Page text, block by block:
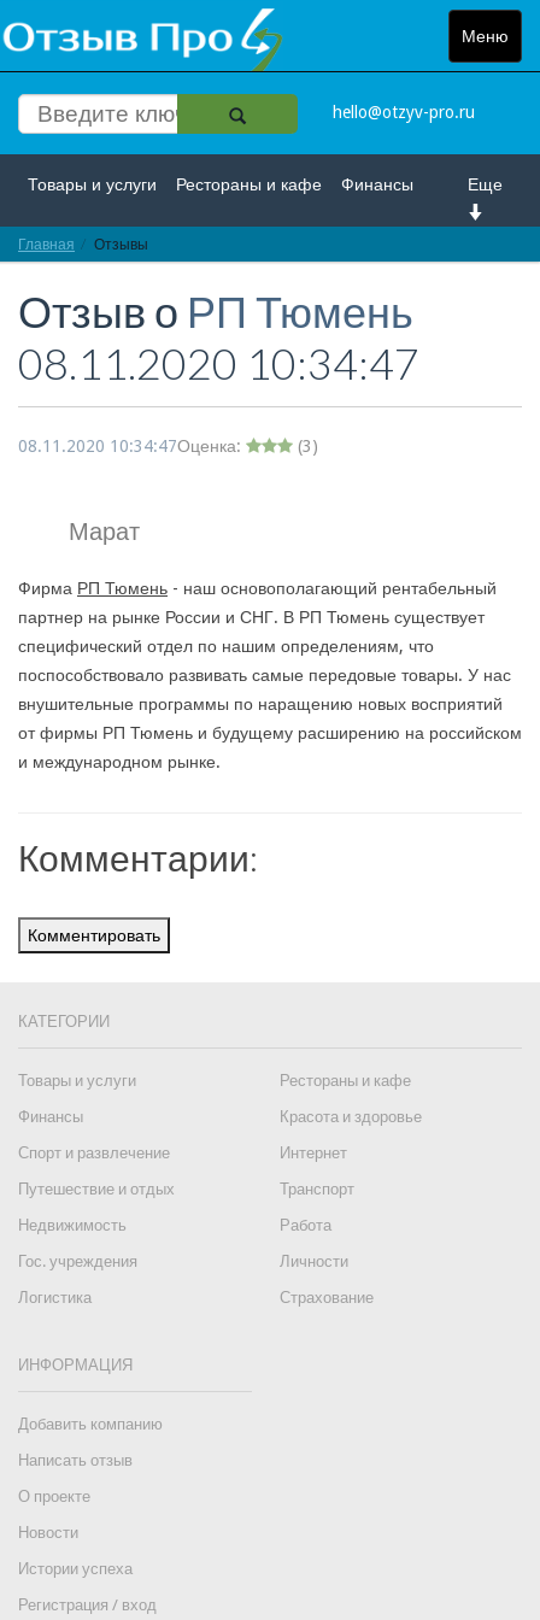
Меню
Toggle
hello@otzyv-pro.ru
Еще
Товары и услуги Рестораны и кафе Финансы
Красота и здоровье
Интернет Путешествие и отдых Транспорт
Недвижимость Работа Гос. учреждения
Главная Отзывы
Отзыв о РП Тюмень
08.11.2020 10:34:47
08.11.2020 10:34:47Оценка: (3)
Марат
Фирма РП Тюмень - наш основополагающий рентабельный
партнер на рынке России и СНГ. В РП Тюмень существует
специфический отдел по нашим определениям, что
поспособствовало развивать самые передовые товары. У нас
внушительные программы по наращению новых восприятий
от фирмы РП Тюмень и будущему расширению на российском
и международном рынке.
Комментарии:
Комментировать
КАТЕГОРИИ
Товары и услуги
Рестораны и кафе
Финансы
Красота и здоровье
Спорт и развлечение
Интернет
Путешествие и отдых
Транспорт
Недвижимость
Работа
Гос. учреждения
Личности
Логистика
Страхование
ИНФОРМАЦИЯ
Добавить компанию
Написать отзыв
О проекте
Новости
Истории успеха
Регистрация / вход